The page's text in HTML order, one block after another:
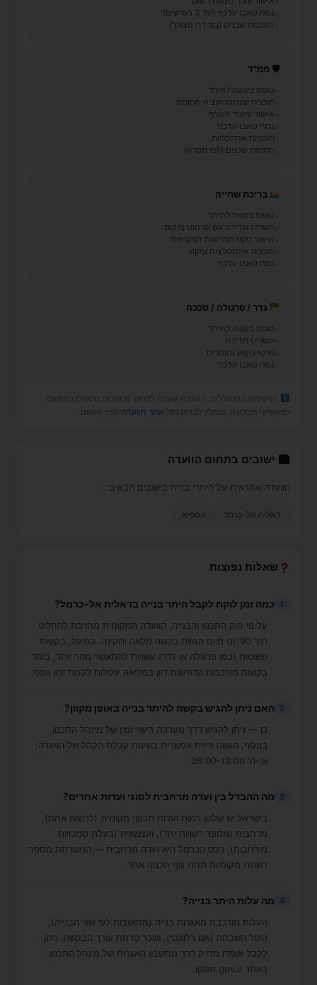
נסח טאבו עדכני (עד 3 חודשים)
הסכמת שכנים (במידת הצורך)
🛡 ממ"ד
טופס בקשה להיתר
תוכנית קונסטרוקציה חתומה
אישור פיקוד העורף
נסח טאבו עדכני
תוכניות אדריכליות
חתימת שכנים (לפי מקרה)
בריכת שחייה
טופס בקשה להיתר
תשריט מדידה עם סרטוט מיקום
אישור ניקוז מהרשות המקומית
תוכנית אינסטלציה וניקוז
נסח טאבו עדכני
גדר / פרגולה / סככה
טופס בקשה להיתר
תשריט מדידה
פרטי ביצוע וחומרים
נסח טאבו עדכני
הרשימה היא כללית. הוועדה עשויה לדרוש מסמכים נוספים בהתאם
למאפייני הבקשה. מומלץ לבדוק מול אתר הוועדה לפני הגשה.
🏙 ישובים בתחום הוועדה
הוועדה אחראית על היתרי בנייה בישובים הבאים:
דאלית אל-כרמל עספיא
שאלות נפוצות
1 כמה זמן לוקח לקבל היתר בנייה בדאלית אל-כרמל?
על פי חוק התכנון והבנייה, הוועדה המקומית מחויבת להחליט
תוך 90 יום מיום הגשת בקשה מלאה ותקינה. בפועל, בקשות
פשוטות (כמו פרגולה או גדר) עשויות להתאשר מהר יותר, בעוד
בקשות מורכבות הדורשות דיון במליאה עלולות לקחת זמן נוסף.
2 האם ניתן להגיש בקשה להיתר בנייה באופן מקוון?
כן — ניתן להגיש דרך מערכת רישוי זמין של מינהל התכנון.
בנוסף, הגשה פיזית אפשרית בשעות קבלת הקהל של הוועדה:
א'-ה' 08:00-13:00.
3 מה ההבדל בין ועדה מרחבית לסוגי ועדות אחרים?
בישראל יש שלוש רמות ועדות תכנון: מקומית (לרשות אחת),
מרחבית (מספר רשויות יחד), ועצמאית (בעלת סמכויות
מורחבות). רכס הכרמל היא ועדה מרחבית — המשרתת מספר
רשויות מקומיות תחת גוף תכנוני אחד.
4 מה עלות היתר בנייה?
העלות מורכבת מאגרות בנייה (מחושבות לפי שווי הבנייה),
היטל השבחה (אם רלוונטי), ושכר טרחת עורך הבקשה. ניתן
לקבל אומדן מדויק דרך מחשבון האגרות של מינהל התכנון
באתר iplan.gov.il.